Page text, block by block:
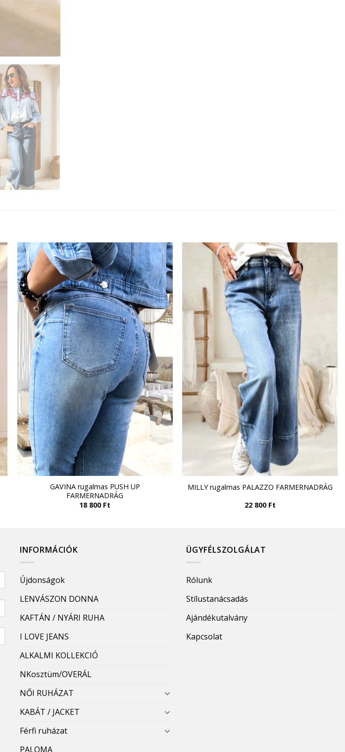
GAVINA rugalmas PUSH UP
FARMERNADRÁG
18 800 Ft
MILLY rugalmas PALAZZO FARMERNADRÁG
22 800 Ft
INFORMÁCIÓK
Újdonságok
LENVÁSZON DONNA
KAFTÁN / NYÁRI RUHA
I LOVE JEANS
ALKALMI KOLLEKCIÓ
NKosztüm/OVERÁL
NŐI RUHÁZAT
KABÁT / JACKET
Férfi ruházat
PALOMA
ÜGYFÉLSZOLGÁLAT
Rólunk
Stílustanácsadás
Ajándékutalvány
Kapcsolat